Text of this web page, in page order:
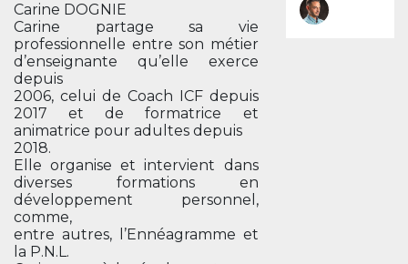
Carine DOGNIE
Carine partage sa vie
professionnelle entre son métier
d’enseignante qu’elle exerce
depuis
2006, celui de Coach ICF depuis
2017 et de formatrice et
animatrice pour adultes depuis
2018.
Elle organise et intervient dans
diverses formations en
développement personnel,
comme,
entre autres, l’Ennéagramme et
la P.N.L.